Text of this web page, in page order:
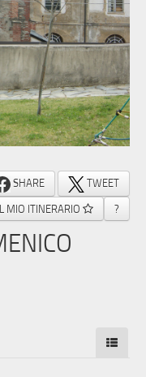
SHARE
TWEET
MIO ITINERARIO
?